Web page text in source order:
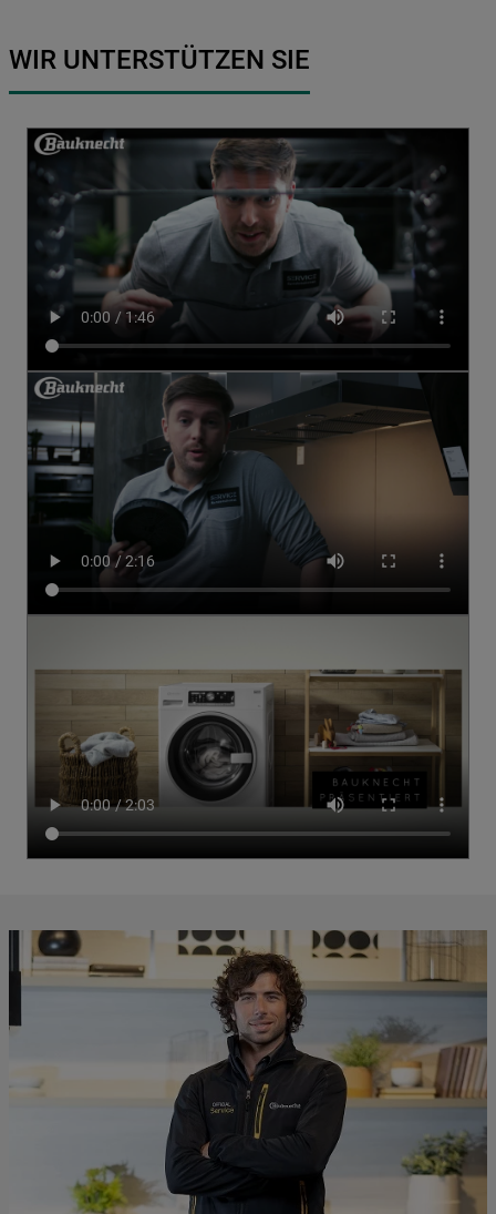
WIR UNTERSTÜTZEN SIE